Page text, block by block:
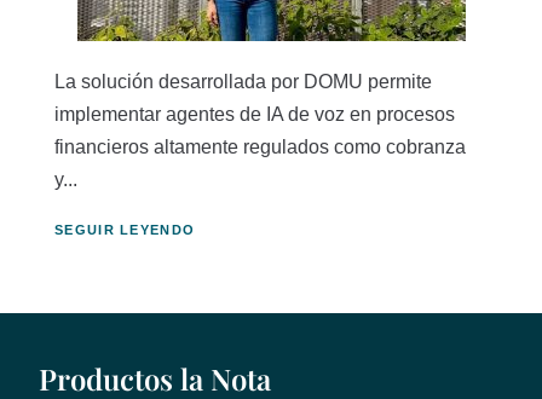
La solución desarrollada por DOMU permite
implementar agentes de IA de voz en procesos
financieros altamente regulados como cobranza
y...
SEGUIR LEYENDO
Productos la Nota